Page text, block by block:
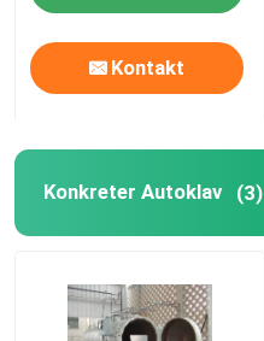
Kontakt
Konkreter Autoklav (3)